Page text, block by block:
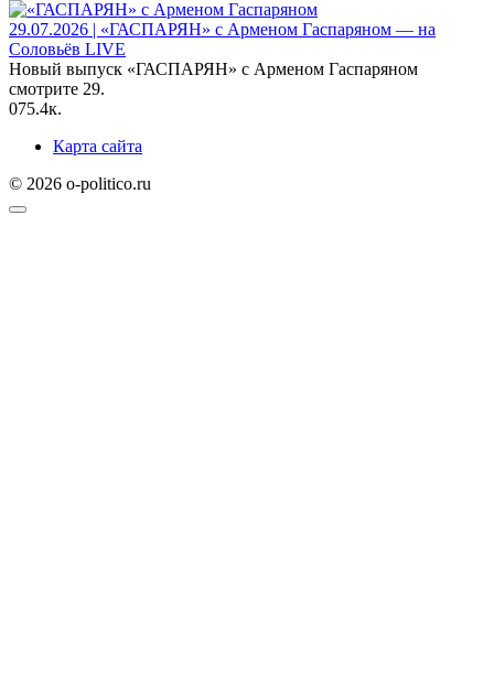
29.07.2026 | «ГАСПАРЯН» с Арменом Гаспаряном — на
Соловьёв LIVE
Новый выпуск «ГАСПАРЯН» с Арменом Гаспаряном
смотрите 29.
075.4к.
Карта сайта
© 2026 o-politico.ru